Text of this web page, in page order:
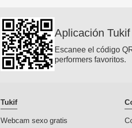
Aplicación Tukif
Escanee el código
performers favoritos.
Tukif
Webcam sexo gratis